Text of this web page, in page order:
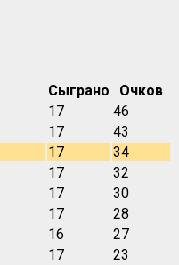
Сыграно
Очков
17
46
17
43
17
34
17
32
17
30
17
28
16
27
17
23